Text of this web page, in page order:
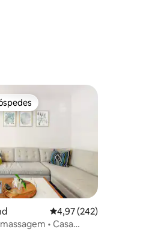
estrelas, 381avaliações
estrelas, 335avaliações
mais apreciados
Classificação média
4,97 (242)
• Casa